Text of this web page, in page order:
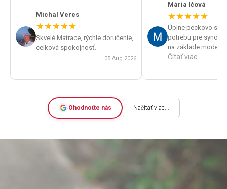
Michal Veres
★★★★★
Skvelé Matrace, rýchle doručenie,
celková spokojnosť.
05 Aug 2026
Mária Ičová
★★★★★
Úplne peckovo
potrebu pre synov
na základe modelu
roštu po telefóne
Čítať viac...
Ohodnoťte nás Načítať viac...